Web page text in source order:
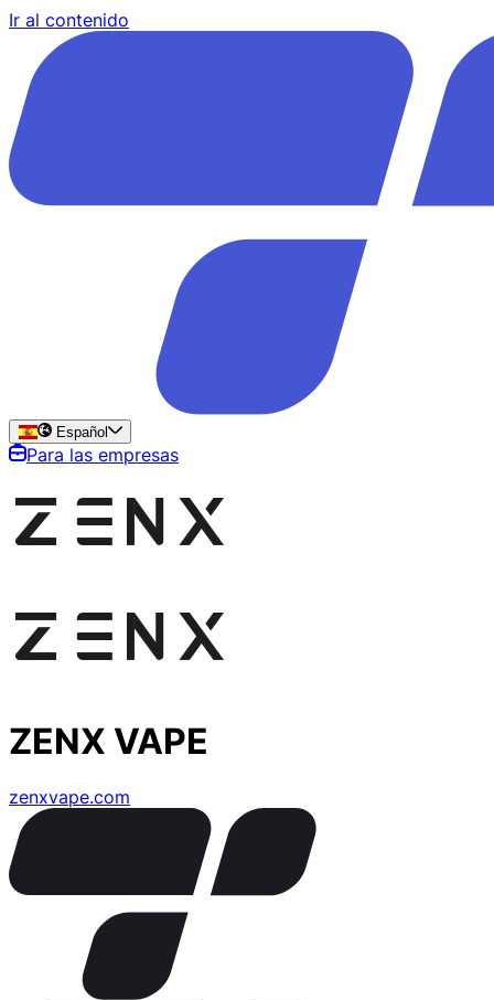
Ir al contenido
Español
Para las empresas
ZENX VAPE
zenxvape.com